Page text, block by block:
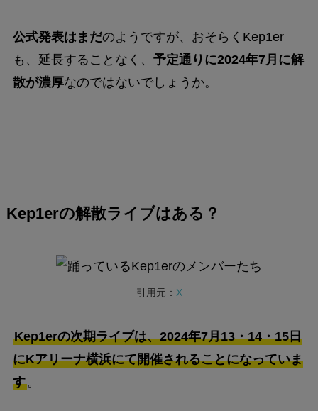
公式発表はまだのようですが、おそらくKep1er
も、延長することなく、 予定通りに2024年7月に解
散が濃厚なのではないでしょうか。
Kep1erの解散ライブはある？
引用元： X
Kep1erの次期ライブは、2024年7月13・14・15日
にKアリーナ横浜にて開催されることになっていま
す。